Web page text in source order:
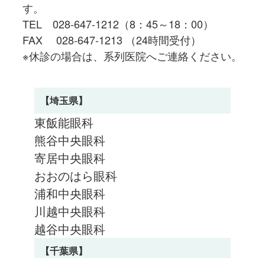
す。
TEL 028-647-1212（8：45～18：00）
FAX 028-647-1213 （24時間受付）
※休診の場合は、系列医院へご連絡ください。
【埼玉県】
東飯能眼科
熊谷中央眼科
寄居中央眼科
おおのはら眼科
浦和中央眼科
川越中央眼科
越谷中央眼科
【千葉県】